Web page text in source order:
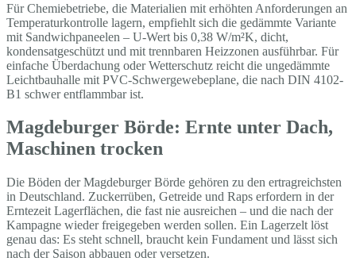
Für Chemiebetriebe, die Materialien mit erhöhten Anforderungen an
Temperaturkontrolle lagern, empfiehlt sich die gedämmte Variante
mit Sandwichpaneelen – U-Wert bis 0,38 W/m²K, dicht,
kondensatgeschützt und mit trennbaren Heizzonen ausführbar. Für
einfache Überdachung oder Wetterschutz reicht die ungedämmte
Leichtbauhalle mit PVC-Schwergewebeplane, die nach DIN 4102-
B1 schwer entflammbar ist.
Magdeburger Börde: Ernte unter Dach,
Maschinen trocken
Die Böden der Magdeburger Börde gehören zu den ertragreichsten
in Deutschland. Zuckerrüben, Getreide und Raps erfordern in der
Erntezeit Lagerflächen, die fast nie ausreichen – und die nach der
Kampagne wieder freigegeben werden sollen. Ein Lagerzelt löst
genau das: Es steht schnell, braucht kein Fundament und lässt sich
nach der Saison abbauen oder versetzen.